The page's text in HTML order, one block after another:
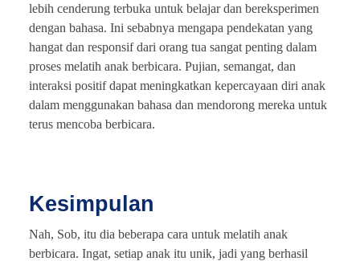
lebih cenderung terbuka untuk belajar dan bereksperimen
dengan bahasa. Ini sebabnya mengapa pendekatan yang
hangat dan responsif dari orang tua sangat penting dalam
proses melatih anak berbicara. Pujian, semangat, dan
interaksi positif dapat meningkatkan kepercayaan diri anak
dalam menggunakan bahasa dan mendorong mereka untuk
terus mencoba berbicara.
Kesimpulan
Nah, Sob, itu dia beberapa cara untuk melatih anak
berbicara. Ingat, setiap anak itu unik, jadi yang berhasil